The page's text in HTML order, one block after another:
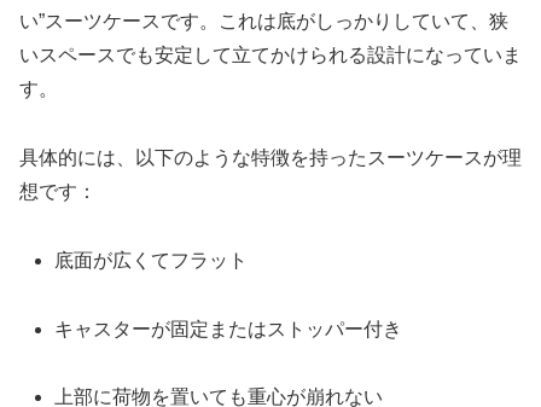
い”スーツケースです。これは底がしっかりしていて、狭
いスペースでも安定して立てかけられる設計になっていま
す。
具体的には、以下のような特徴を持ったスーツケースが理
想です：
底面が広くてフラット
キャスターが固定またはストッパー付き
上部に荷物を置いても重心が崩れない